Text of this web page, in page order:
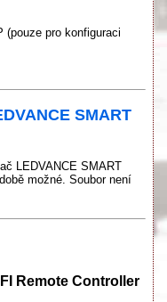
(pouze pro konfiguraci
SMART
LEDVANCE SMART
možné. Soubor není
Remote Controller